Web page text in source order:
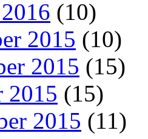
(10)
2015 (10)
2015 (15)
2015 (15)
2015 (11)